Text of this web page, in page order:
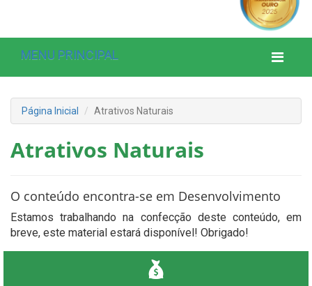
MENU PRINCIPAL
Página Inicial Atrativos Naturais
Atrativos Naturais
O conteúdo encontra-se em Desenvolvimento
Estamos trabalhando na confecção deste conteúdo, em
breve, este material estará disponível! Obrigado!